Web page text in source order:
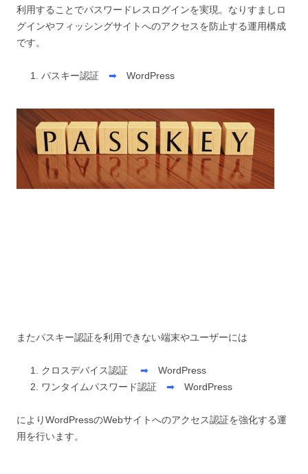
利用することでパスワードレスログインを実現。なりすましロ
グインやフィッシングサイトへのアクセスを防止する運用構成
です。
パスキー認証 ➡ WordPress
またパスキー認証を利用できない端末やユーザーには
クロスデバイス認証 ➡ WordPress
ワンタイムパスワード認証 ➡ WordPress
によりWordPressのWebサイトへのアクセス認証を強化する運
用を行います。